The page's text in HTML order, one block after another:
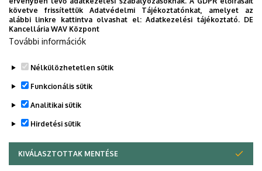
Dolgozói adatmódosítás igénylése a DE
telefonkönyvében
követve frissítettük Adatvédelmi Tájékoztatónkat, amelyet az
alábbi linkre kattintva olvashat el:Adatkezelési tájékoztató. DE
Kancellária WAV Központ
További információk
Nélkülözhetetlen sütik
Funkcionális sütik
Analitikai sütik
Hirdetési sütik
KIVÁLASZTOTTAK MENTÉSE
WITHDRAW CONSENT